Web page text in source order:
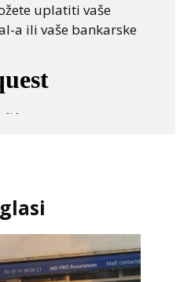
uplatiti vaše
a ili vaše bankarske